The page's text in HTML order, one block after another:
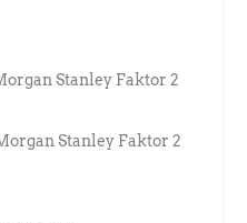
Stanley Faktor 2
Stanley Faktor 2